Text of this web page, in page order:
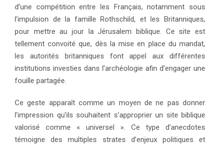
d’une compétition entre les Français, notamment sous
l’impulsion de la famille Rothschild, et les Britanniques,
pour mettre au jour la Jérusalem biblique. Ce site est
tellement convoité que, dès la mise en place du mandat,
les autorités britanniques font appel aux différentes
institutions investies dans l’archéologie afin d’engager une
fouille partagée.
Ce geste apparaît comme un moyen de ne pas donner
l’impression qu’ils souhaitent s’approprier un site biblique
valorisé comme « universel ». Ce type d’anecdotes
témoigne des multiples strates d’enjeux politiques et